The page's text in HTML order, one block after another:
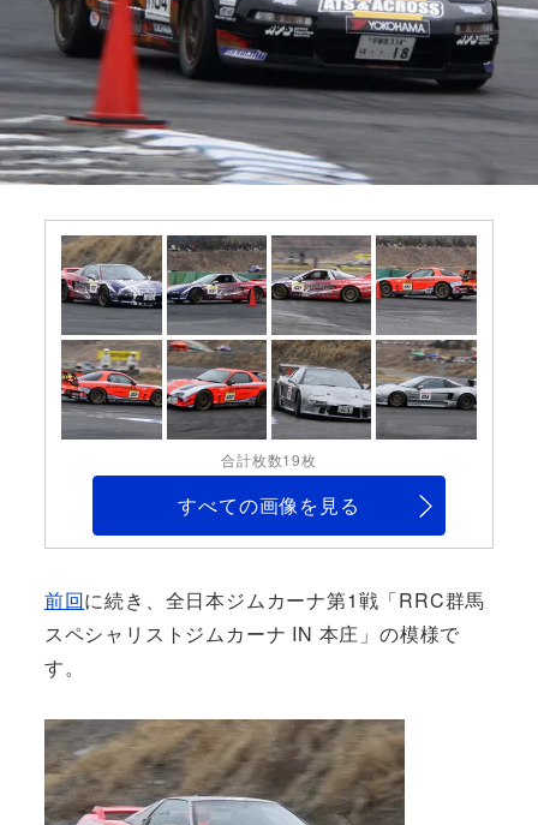
合計枚数19枚
すべての画像を見る
前回に続き、全日本ジムカーナ第1戦「RRC群馬
スペシャリストジムカーナ IN 本庄」の模様で
す。